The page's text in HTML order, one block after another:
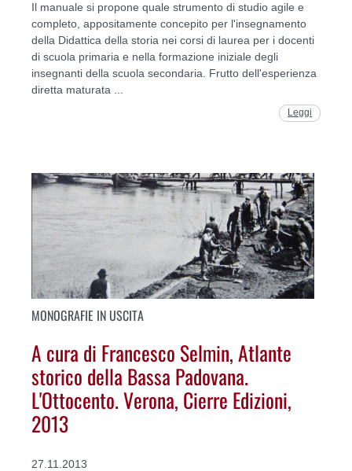
Il manuale si propone quale strumento di studio agile e
completo, appositamente concepito per l'insegnamento
della Didattica della storia nei corsi di laurea per i docenti
di scuola primaria e nella formazione iniziale degli
insegnanti della scuola secondaria. Frutto dell'esperienza
diretta maturata ...
Leggi
MONOGRAFIE IN USCITA
A cura di Francesco Selmin, Atlante
storico della Bassa Padovana.
L'Ottocento. Verona, Cierre Edizioni,
2013
27.11.2013